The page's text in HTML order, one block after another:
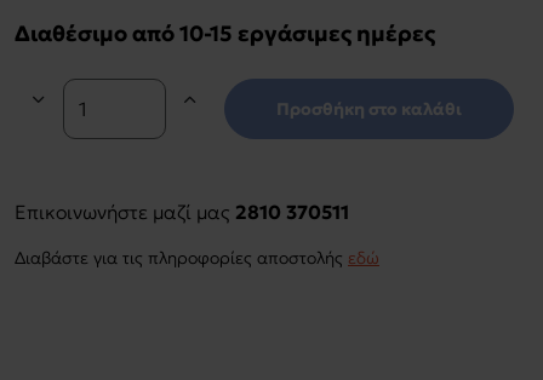
Διαθέσιμο από 10-15 εργάσιμες ημέρες
Προσθήκη στο καλάθι
Επικοινωνήστε μαζί μας 2810 370511
Διαβάστε για τις πληροφορίες αποστολής εδώ